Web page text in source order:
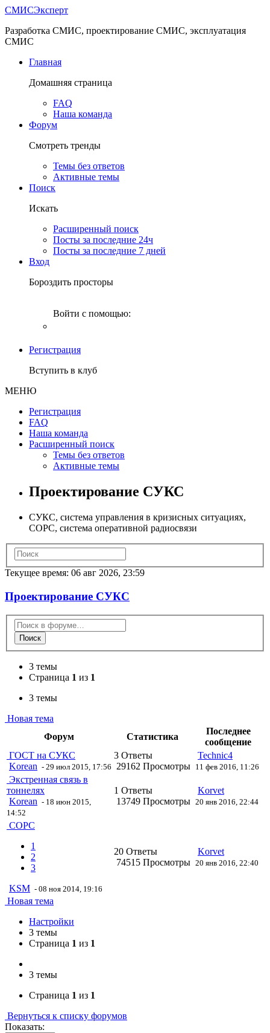
СМИСЭксперт
Разработка СМИС, проектирование СМИС, эксплуатация
СМИС
Главная
Домашняя страница
FAQ
Наша команда
Форум
Смотреть тренды
Темы без ответов
Активные темы
Поиск
Искать
Расширенный поиск
Посты за последние 24ч
Посты за последние 7 дней
Вход
Бороздить просторы
Войти с помощью:
Регистрация
Вступить в клуб
МЕНЮ
Регистрация
FAQ
Наша команда
Расширенный поиск
Темы без ответов
Активные темы
Проектирование СУКС
СУКС, система управления в кризисных ситуациях,
СОРС, система оперативной радиосвязи
Текущее время: 06 авг 2026, 23:59
Проектирование СУКС
Поиск
3 темы
Страница 1 из 1
3 темы
Новая тема
Форум
Статистика
Последнее
сообщение
ГОСТ на СУКС
Korean - 29 июл 2015, 17:56
3 Ответы
29162 Просмотры
Technic4
11 фев 2016, 11:26
Экстренная связь в
тоннелях
Korean - 18 июн 2015,
14:52
1 Ответы
13749 Просмотры
Korvet
20 янв 2016, 22:44
СОРС
1
2
3
KSM - 08 ноя 2014, 19:16
20 Ответы
74515 Просмотры
Korvet
20 янв 2016, 22:40
Новая тема
Настройки
3 темы
Страница 1 из 1
3 темы
Страница 1 из 1
Вернуться к списку форумов
Показать: